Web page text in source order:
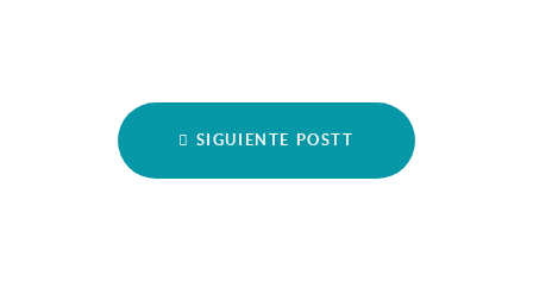
SIGUIENTE POSTT